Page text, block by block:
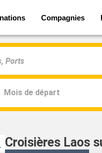
Compagnies
Mois de départ
Croisières Laos